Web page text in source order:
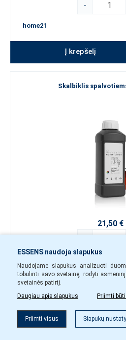
Filtras
-
home21
Į krepšelį
Skalbiklis
21,50 €
Mobiliojo telefono
ESSENS naudoja slapukus
Naudojame slapukus analizuoti
tobulinti savo svetainę, rodyti
svetainės patirtį.
Daugiau apie slapukus
Priimti
Priimti visus Slapukų